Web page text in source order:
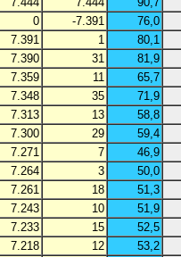
0 -7.391
76,0
7.391 1
80,1
7.390 31
81,9
7.359 11
65,7
7.348 35
71,9
7.313 13
58,8
7.300 29
59,4
7.271 7
46,9
7.264 3
50,0
7.261 18
51,3
7.243 10
51,9
7.233 15
52,5
7.218 12
53,2